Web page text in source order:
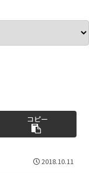
コピー
2018.10.11